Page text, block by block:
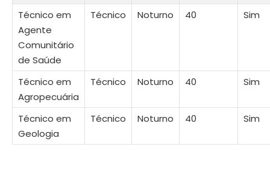
Técnico em
Agente
Comunitário
de Saúde
Técnico Noturno 40 Sim
Técnico em
Agropecuária
Técnico Noturno 40 Sim
Técnico em
Geologia
Técnico Noturno 40 Sim